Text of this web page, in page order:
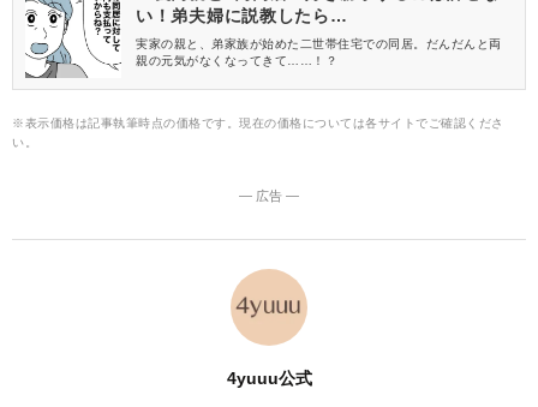
い！弟夫婦に説教したら…
実家の親と、弟家族が始めた二世帯住宅での同居。だんだんと両
親の元気がなくなってきて……！？
※表示価格は記事執筆時点の価格です。現在の価格については各サイトでご確認くださ
い。
― 広告 ―
4yuuu公式